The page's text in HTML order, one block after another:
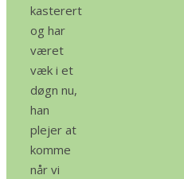
kasterert
og har
været
væk i et
døgn nu,
han
plejer at
komme
når vi